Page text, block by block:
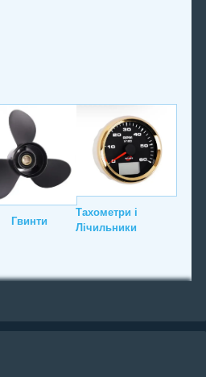
Гвинти
Тахометри і
Лічильники